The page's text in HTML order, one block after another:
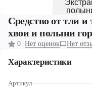
Коряжма
Котлас
Новодвинск
Рыбинск
Средство от тли и
хвои и полыни
0 Нет оценок Нет
Характеристики
Артикул